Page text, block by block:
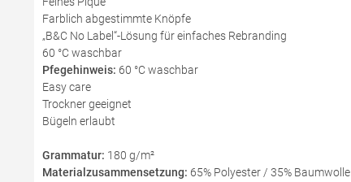
Farblich abgestimmte Knöpfe
„B&C No Label“-Lösung für einfaches Rebranding
60 °C waschbar
Pfegehinweis: 60 °C waschbar
Easy care
Trockner geeignet
Bügeln erlaubt
Grammatur: 180 g/m²
Materialzusammensetzung: 65% Polyester / 35% Baumwolle